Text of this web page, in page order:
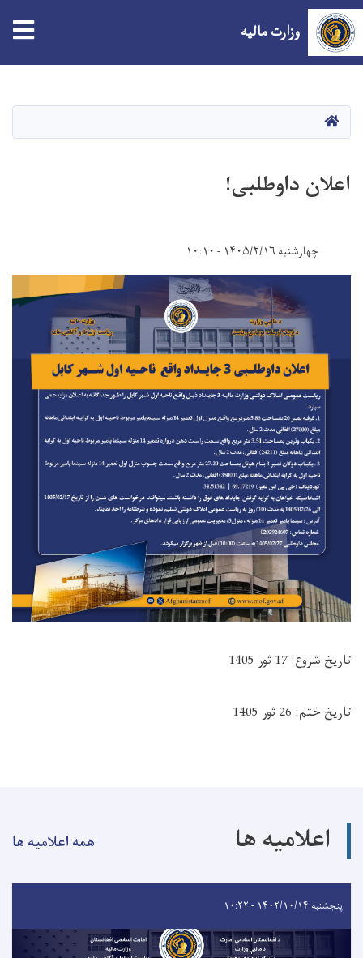
content
وزارت مالیه
صفحه اصلی
اعلان داوطلبی!
چهارشنبه ۱۴۰۵/۲/۱۶ - ۱۰:۱۰
تاریخ شروع: 17 ثور 1405
تاریخ ختم: 26 ثور 1405
اعلامیه ها همه اعلامیه ها
پنجشنبه ۱۴۰۲/۱۰/۱۴ - ۱۰:۲۲